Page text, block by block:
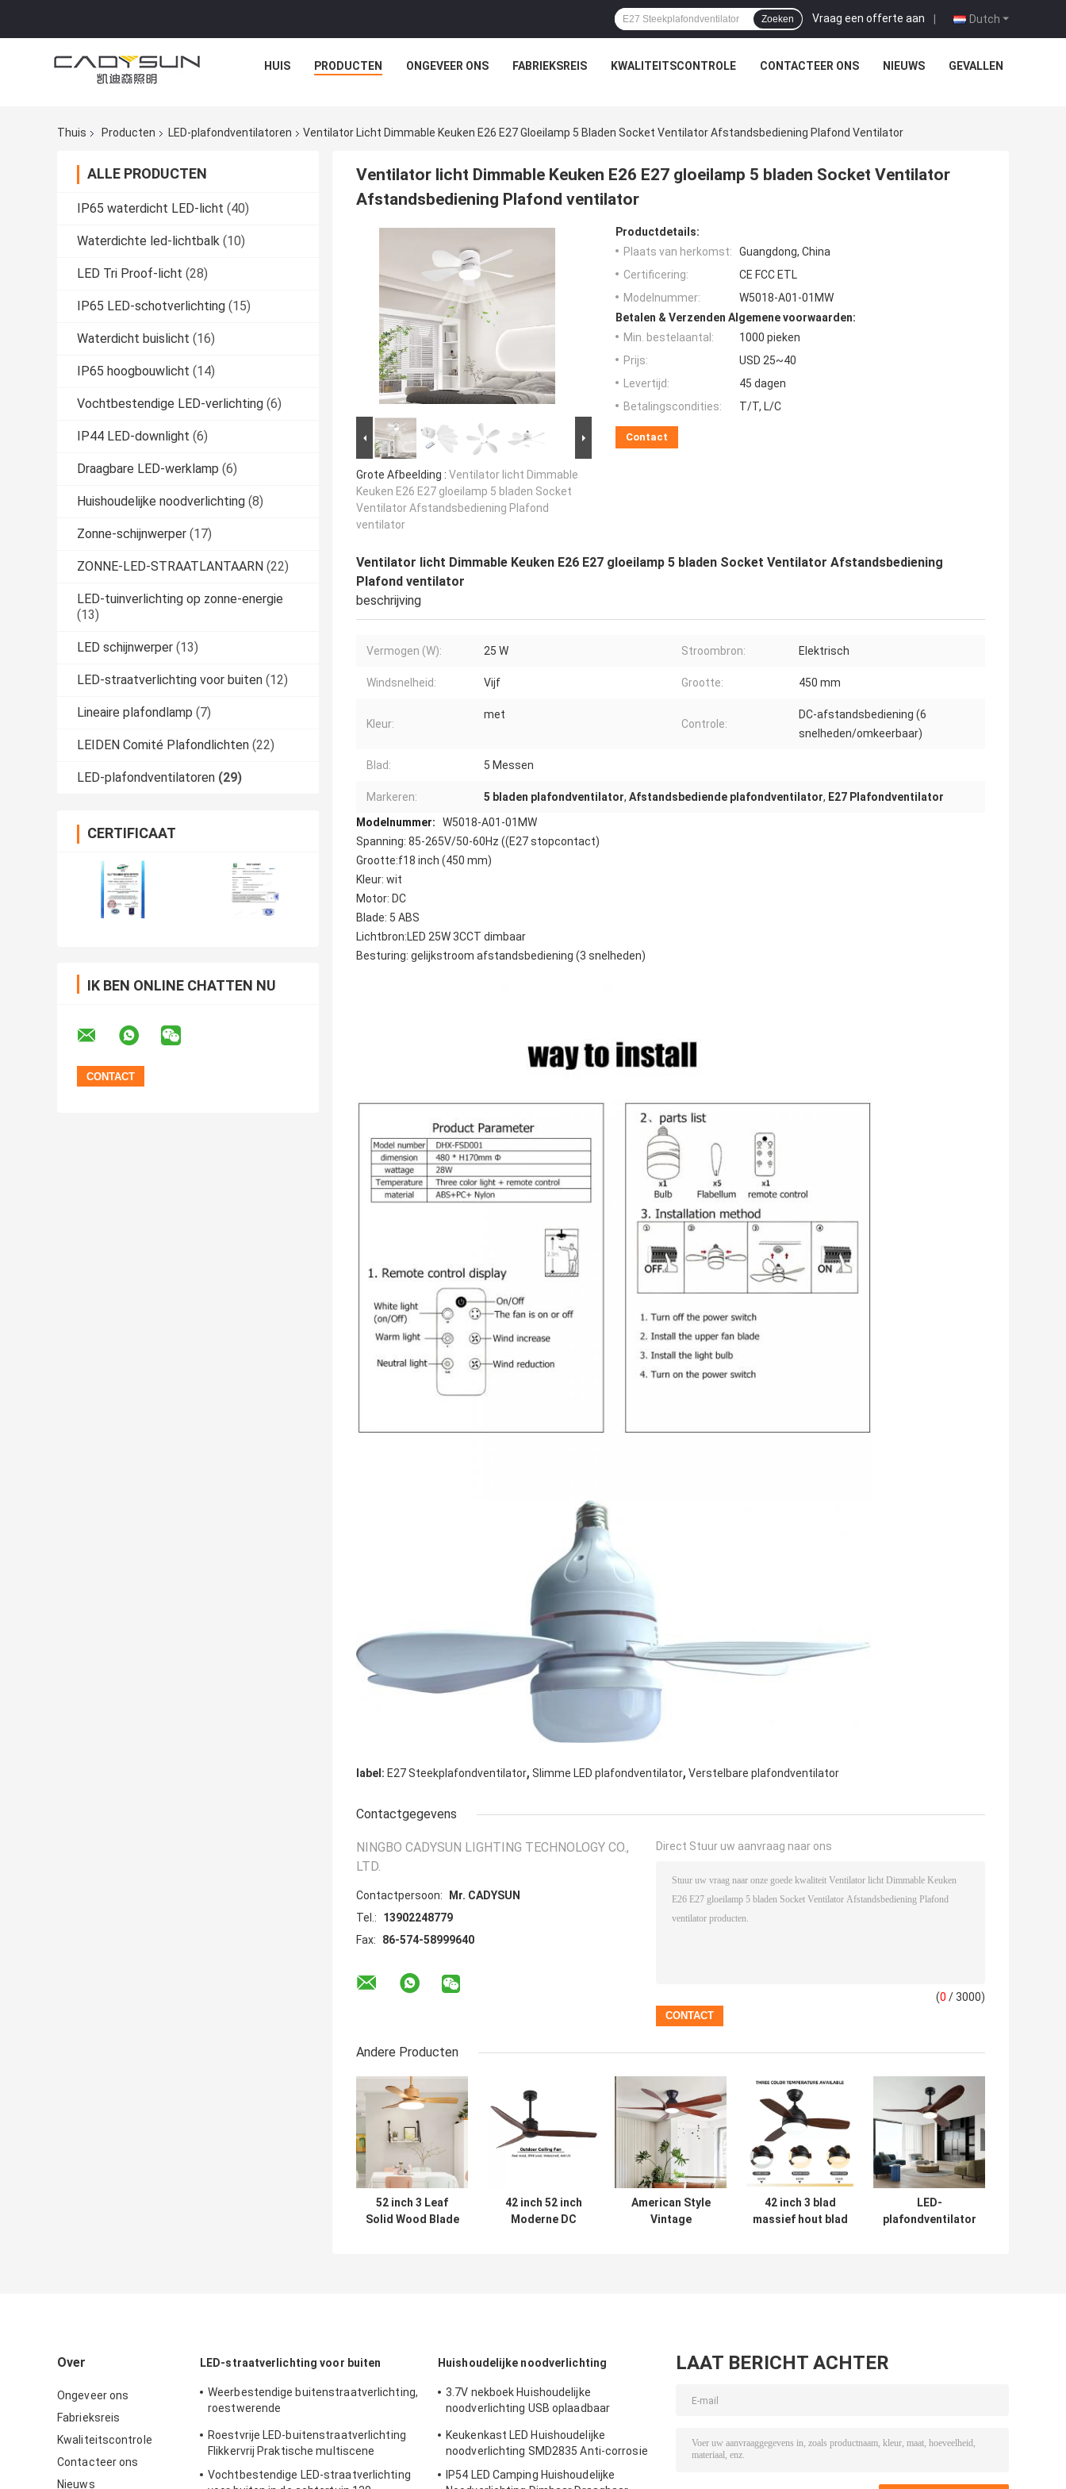
Dutch
Vraag een offerte aan |
Zoeken
HUIS PRODUCTEN ONGEVEER ONS FABRIEKSREIS KWALITEITSCONTROLE CONTACTEER ONS NIEUWS GEVALLEN
Thuis Producten LED-plafondventilatoren Ventilator Licht Dimmable Keuken E26 E27 Gloeilamp 5 Bladen Socket Ventilator Afstandsbediening Plafond Ventilator
ALLE PRODUCTEN
IP65 waterdicht LED-licht (40)
Waterdichte led-lichtbalk (10)
LED Tri Proof-licht (28)
IP65 LED-schotverlichting (15)
Waterdicht buislicht (16)
IP65 hoogbouwlicht (14)
Vochtbestendige LED-verlichting (6)
IP44 LED-downlight (6)
Draagbare LED-werklamp (6)
Huishoudelijke noodverlichting (8)
Zonne-schijnwerper (17)
ZONNE-LED-STRAATLANTAARN (22)
LED-tuinverlichting op zonne-energie
(13)
LED schijnwerper (13)
LED-straatverlichting voor buiten (12)
Lineaire plafondlamp (7)
LEIDEN Comité Plafondlichten (22)
LED-plafondventilatoren (29)
CERTIFICAAT
IK BEN ONLINE CHATTEN NU
Ventilator licht Dimmable Keuken E26 E27 gloeilamp 5 bladen Socket Ventilator
Afstandsbediening Plafond ventilator
Grote Afbeelding : Ventilator licht Dimmable
Keuken E26 E27 gloeilamp 5 bladen Socket
Ventilator Afstandsbediening Plafond
ventilator
Productdetails:
Plaats van herkomst:
Guangdong, China
Certificering:
CE FCC ETL
Modelnummer:
W5018-A01-01MW
Betalen & Verzenden Algemene voorwaarden:
Min. bestelaantal:
1000 pieken
Prijs:
USD 25~40
Levertijd:
45 dagen
Betalingscondities:
T/T, L/C
Contact
Ventilator licht Dimmable Keuken E26 E27 gloeilamp 5 bladen Socket Ventilator Afstandsbediening
Plafond ventilator
beschrijving
Vermogen (W): 25 W Stroombron: Elektrisch
Windsnelheid: Vijf Grootte: 450 mm
Kleur:
met
Controle:
DC-afstandsbediening (6
snelheden/omkeerbaar)
Blad: 5 Messen
Markeren: 5 bladen plafondventilator, Afstandsbediende plafondventilator, E27 Plafondventilator
Modelnummer:
W5018-A01-01MW
Spanning: 85-265V/50-60Hz ((E27 stopcontact)
Grootte:f18 inch (450 mm)
Kleur: wit
Motor: DC
Blade: 5 ABS
Lichtbron:LED 25W 3CCT dimbaar
Besturing: gelijkstroom afstandsbediening (3 snelheden)
label: E27 Steekplafondventilator, Slimme LED plafondventilator, Verstelbare plafondventilator
Contactgegevens
NINGBO CADYSUN LIGHTING TECHNOLOGY CO.,
LTD.
Contactpersoon:
Mr. CADYSUN
Tel.:
13902248779
Fax:
86-574-58999640
Direct Stuur uw aanvraag naar ons
(0 / 3000)
Andere Producten
52 inch 3 Leaf
Solid Wood Blade
42 inch 52 inch
Moderne DC
American Style
Vintage
42 inch 3 blad
massief hout blad
LED-
plafondventilator
Over
Ongeveer ons
Fabrieksreis
Kwaliteitscontrole
Contacteer ons
Nieuws
LED-straatverlichting voor buiten
Weerbestendige buitenstraatverlichting,
roestwerende
Roestvrije LED-buitenstraatverlichting
Flikkervrij Praktische multiscene
Vochtbestendige LED-straatverlichting
Huishoudelijke noodverlichting
3.7V nekboek Huishoudelijke
noodverlichting USB oplaadbaar
Keukenkast LED Huishoudelijke
noodverlichting SMD2835 Anti-corrosie
IP54 LED Camping Huishoudelijke
LAAT BERICHT ACHTER